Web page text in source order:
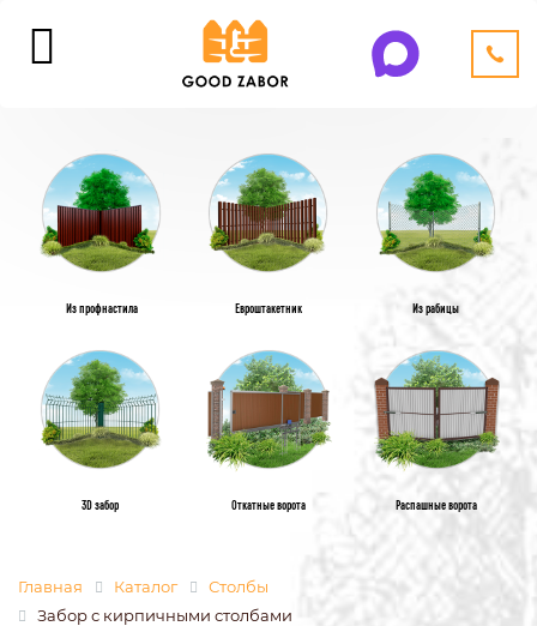
Из профнастила Евроштакетник Из рабицы
3D забор Откатные ворота Распашные ворота
Главная Каталог
Столбы
Забор с кирпичными столбами